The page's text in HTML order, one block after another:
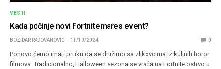
VESTI
Kada počinje novi Fortnitemares event?
BOZIDAR RADOVANOVIC 11/10/2024 0
Ponovo ćemo imati priliku da se družimo sa zlikovcima iz kultnih horor
filmova. Tradicionalno, Halloween sezona se vraća na Fortnite ostrvo u